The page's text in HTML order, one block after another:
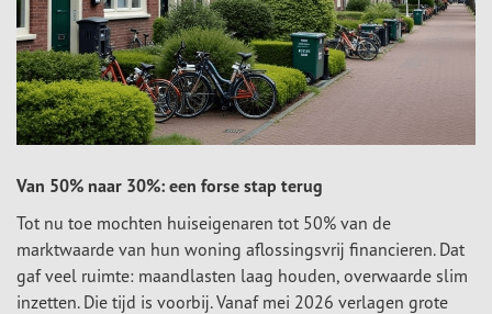
Van 50% naar 30%: een forse stap terug
Tot nu toe mochten huiseigenaren tot 50% van de
marktwaarde van hun woning aflossingsvrij financieren. Dat
gaf veel ruimte: maandlasten laag houden, overwaarde slim
inzetten. Die tijd is voorbij. Vanaf mei 2026 verlagen grote